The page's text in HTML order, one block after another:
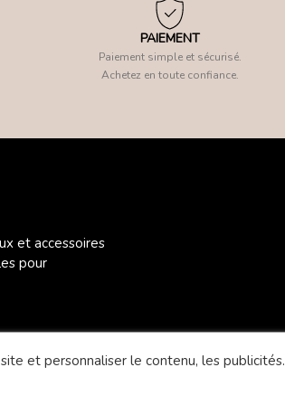
PAIEMENT
Paiement simple et sécurisé.
Achetez en toute confiance.
et accessoires
pour
et personnaliser le contenu, les publicités.